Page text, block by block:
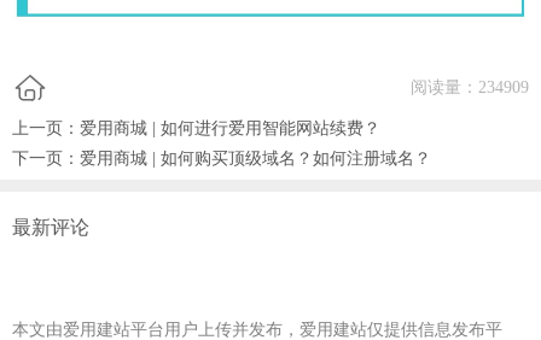
阅读量： 234909
上一页： 爱用商城 | 如何进行爱用智能网站续费？
下一页： 爱用商城 | 如何购买顶级域名？如何注册域名？
最新评论
本文由爱用建站平台用户上传并发布，爱用建站仅提供信息发布平